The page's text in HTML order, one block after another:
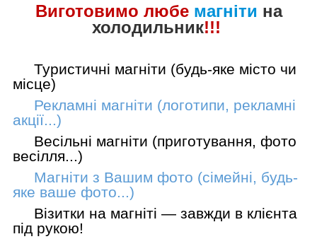
Виготовимо любе магніти на
холодильник!!!
Туристичні магніти (будь-яке місто чи
місце)
Рекламні магніти (логотипи, рекламні
акції...)
Весільні магніти (приготування, фото
весілля...)
Магніти з Вашим фото (сімейні, будь-
яке ваше фото...)
Візитки на магніті — завжди в клієнта
під рукою!